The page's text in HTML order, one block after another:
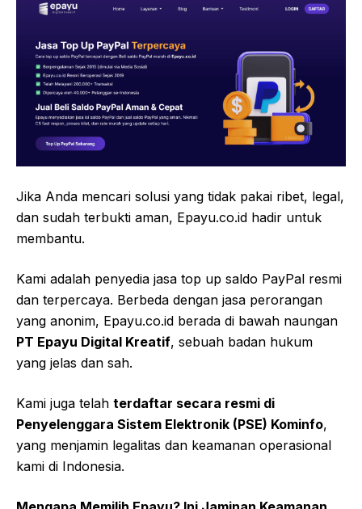
Jika Anda mencari solusi yang tidak pakai ribet, legal,
dan sudah terbukti aman, Epayu.co.id hadir untuk
membantu.
Kami adalah penyedia jasa top up saldo PayPal resmi
dan terpercaya. Berbeda dengan jasa perorangan
yang anonim, Epayu.co.id berada di bawah naungan
PT Epayu Digital Kreatif, sebuah badan hukum
yang jelas dan sah.
Kami juga telah terdaftar secara resmi di
Penyelenggara Sistem Elektronik (PSE) Kominfo,
yang menjamin legalitas dan keamanan operasional
kami di Indonesia.